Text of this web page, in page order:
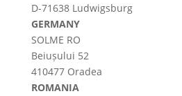
D-71638 Ludwigsburg
GERMANY
SOLME RO
Beiușului 52
410477 Oradea
ROMANIA